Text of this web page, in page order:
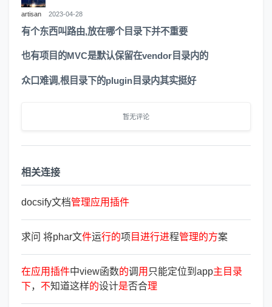
artisan 2023-04-28
有个东西叫路由,放在哪个目录下并不重要
也有项目的MVC是默认保留在vendor目录内的
众口难调,根目录下的plugin目录内其实挺好
暂无评论
相关连接
docsify文档管理应用插件
求问 将phar文件运行的项 目进行进程管理的方案
在应用插件中view函数的调 用 只能定位到app主 目 录
下， 不知道这样的设计是否合理